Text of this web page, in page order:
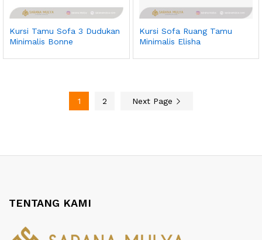
Kursi Tamu Sofa 3 Dudukan
Minimalis Bonne
Kursi Sofa Ruang Tamu
Minimalis Elisha
1 2 Next Page
TENTANG KAMI